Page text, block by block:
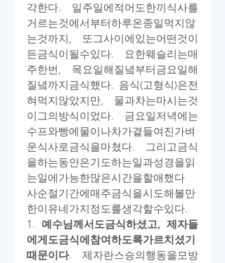
각한다. 일주일에적어도한끼식사를
거르는것에서부터하루온종일먹지않
는것까지, 또그사이에있는어떤것이
든금식이될수있다. 요한웨슬리는매
주한번, 목요일해질녘부터금요일해
질녘까지금식했다. 음식(고형식)은전
혀먹지않았지만, 물과차는마시는것
이그의방식이었다. 금요일저녁에는
수프와빵에물이나차가곁들여진가벼
운식사로금식을마쳤다. 그리고금식
을하는동안은기도하는일과성경을읽
는일에가능한많은시간을할애했다
사순절기간에매주금식을시도해볼만
한이유네가지정도를생각할수있다.
1. 예수님께서도금식하셨고, 제자들
에게도금식에 참여하도록가르치셨기
때문이다. 제자란스승의행동을모방